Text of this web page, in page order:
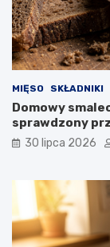
MIĘSO SKŁADNIKI
Domowy
sprawdzony
30 lipca 2026